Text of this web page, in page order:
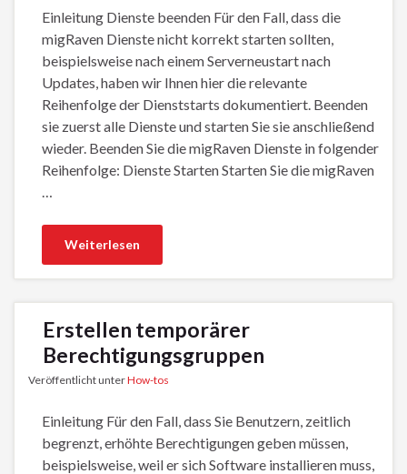
Einleitung Dienste beenden Für den Fall, dass die
migRaven Dienste nicht korrekt starten sollten,
beispielsweise nach einem Serverneustart nach
Updates, haben wir Ihnen hier die relevante
Reihenfolge der Dienststarts dokumentiert. Beenden
sie zuerst alle Dienste und starten Sie sie anschließend
wieder. Beenden Sie die migRaven Dienste in folgender
Reihenfolge: Dienste Starten Starten Sie die migRaven
…
Weiterlesen
Erstellen temporärer
Berechtigungsgruppen
Veröffentlicht unterHow-tos
Einleitung Für den Fall, dass Sie Benutzern, zeitlich
begrenzt, erhöhte Berechtigungen geben müssen,
beispielsweise, weil er sich Software installieren muss,